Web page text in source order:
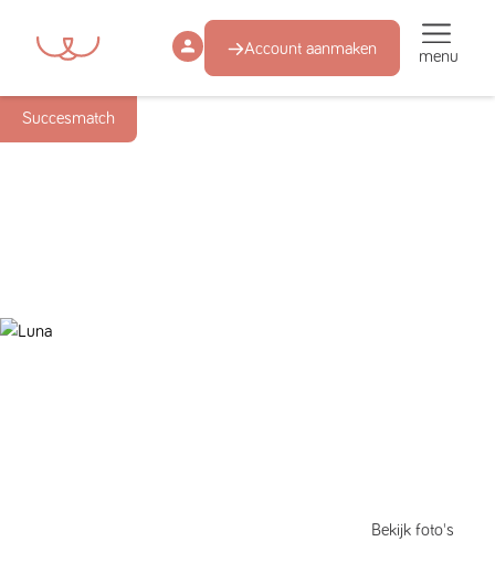
Account aanmaken menu
Succesmatch
Bekijk foto's